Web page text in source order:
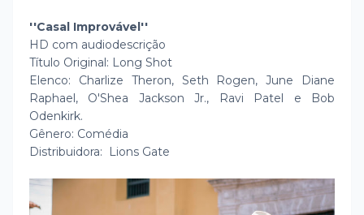
''Casal Improvável''
HD com audiodescrição
Título Original: Long Shot
Elenco: Charlize Theron, Seth Rogen, June Diane
Raphael, O'Shea Jackson Jr., Ravi Patel e Bob
Odenkirk.
Gênero: Comédia
Distribuidora: Lions Gate